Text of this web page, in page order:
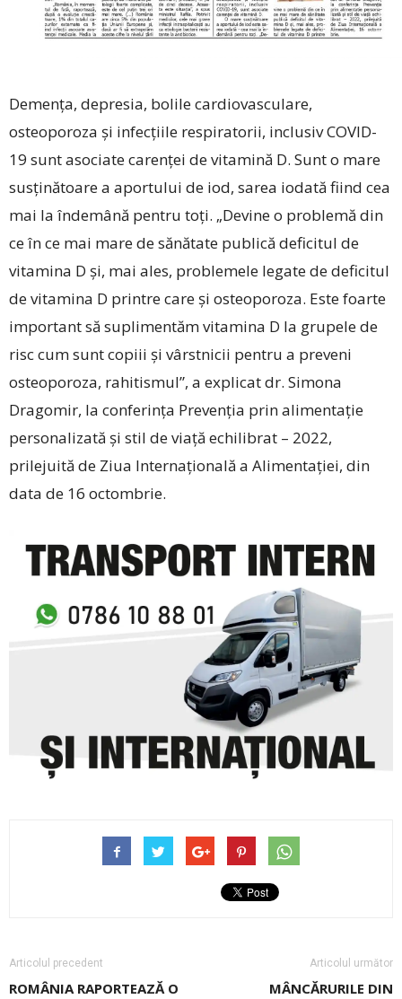
Demența, depresia, bolile cardiovasculare,
osteoporoza și infecțiile respiratorii, inclusiv COVID-
19 sunt asociate carenței de vitamină D. Sunt o mare
susţinătoare a aportului de iod, sarea iodată fiind cea
mai la îndemână pentru toţi. „Devine o problemă din
ce în ce mai mare de sănătate publică deficitul de
vitamina D şi, mai ales, problemele legate de deficitul
de vitamina D printre care și osteoporoza. Este foarte
important să suplimentăm vitamina D la grupele de
risc cum sunt copiii şi vârstnicii pentru a preveni
osteoporoza, rahitismul”, a explicat dr. Simona
Dragomir, la conferința Prevenția prin alimentație
personalizată și stil de viață echilibrat – 2022,
prilejuită de Ziua Internațională a Alimentației, din
data de 16 octombrie.
Articolul precedent
ROMÂNIA RAPORTEAZĂ O
Articolul următor
MÂNCĂRURILE DIN